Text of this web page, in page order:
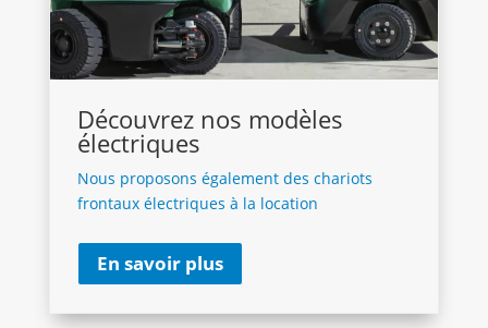
Découvrez nos modèles
électriques
Nous proposons également des chariots
frontaux électriques à la location
En savoir plus